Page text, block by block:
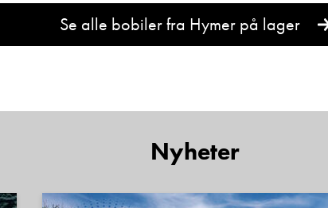
Se alle bobiler fra Hymer på lager
Nyheter